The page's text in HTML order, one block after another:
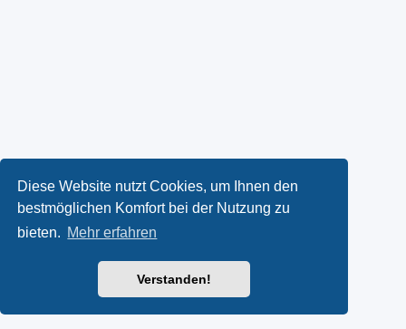
Diese Website nutzt Cookies, um Ihnen den
bestmöglichen Komfort bei der Nutzung zu
bieten. Mehr erfahren
Verstanden!